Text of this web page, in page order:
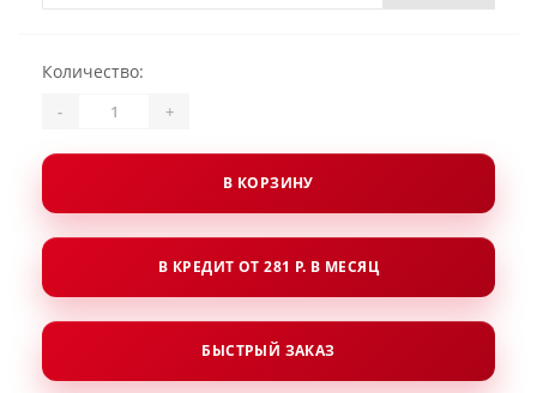
Количество:
- +
В КОРЗИНУ
В КРЕДИТ ОТ 281 Р. В МЕСЯЦ
БЫСТРЫЙ ЗАКАЗ